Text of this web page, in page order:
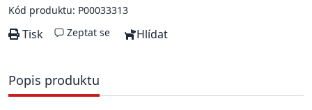
Kód produktu: P00033313
Tisk Zeptat se Hlídat
Popis produktu